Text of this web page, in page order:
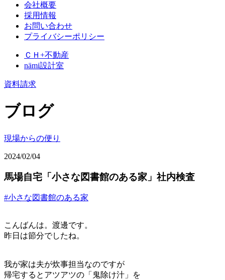
会社概要
採用情報
お問い合わせ
プライバシーポリシー
ＣＨ+不動産
nämi設計室
資料請求
ブログ
現場からの便り
2024/02/04
馬場自宅「小さな図書館のある家」社内検査
#小さな図書館のある家
こんばんは。渡邊です。
昨日は節分でしたね。
我が家は夫が炊事担当なのですが
帰宅するとアツアツの「鬼除け汁」を